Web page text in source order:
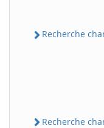
Recherche
Recherche